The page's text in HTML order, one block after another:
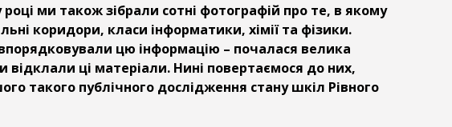
році ми також зібрали сотні фотографій про те, в якому
коридори, класи інформатики, хімії та фізики.
цю інформацію – почалася велика
відклали ці матеріали. Нині повертаємося до них,
такого публічного дослідження стану шкіл Рівного